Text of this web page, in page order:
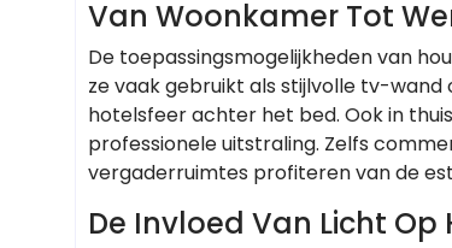
Van Woonkamer Tot
De toepassingsmogelijkheden van
ze vaak gebruikt als stijlvolle tv-
hotelsfeer achter het bed. Ook in
professionele uitstraling. Zelfs
vergaderruimtes profiteren van de
De Invloed Van Licht